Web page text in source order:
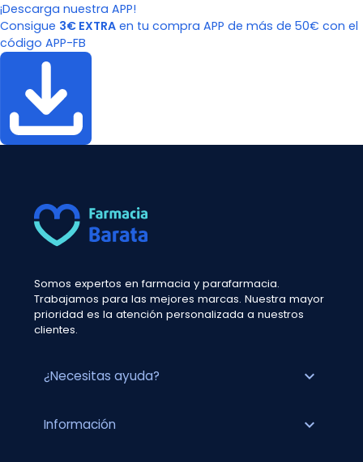
¡Descarga nuestra APP!
Consigue 3€ EXTRA en tu compra APP de más de 50€ con el
código APP-FB
Somos expertos en farmacia y parafarmacia.
Trabajamos para las mejores marcas. Nuestra mayor
prioridad es la atención personalizada a nuestros
clientes.
¿Necesitas ayuda? expand_more
Información expand_more